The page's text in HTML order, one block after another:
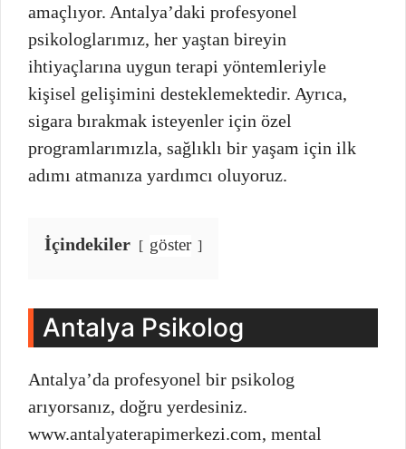
amaçlıyor. Antalya’daki profesyonel
psikologlarımız, her yaştan bireyin
ihtiyaçlarına uygun terapi yöntemleriyle
kişisel gelişimini desteklemektedir. Ayrıca,
sigara bırakmak isteyenler için özel
programlarımızla, sağlıklı bir yaşam için ilk
adımı atmanıza yardımcı oluyoruz.
İçindekiler göster
Antalya Psikolog
Antalya’da profesyonel bir psikolog
arıyorsanız, doğru yerdesiniz.
www.antalyaterapimerkezi.com, mental